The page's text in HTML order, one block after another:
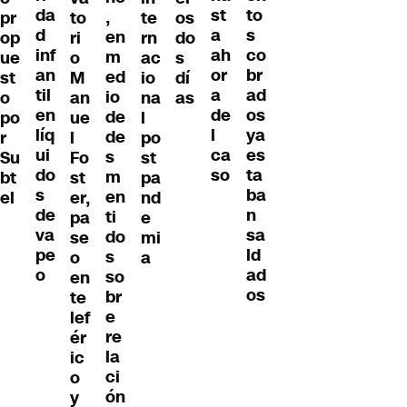
pr
op
ue
st
o
po
r
Su
bt
el
da
d
inf
an
til
en
líq
ui
do
s
de
va
pe
o
to
ri
o
M
an
ue
l
Fo
st
er,
pa
se
o
en
te
lef
ér
ic
o
y
,
en
m
ed
io
de
de
s
m
en
ti
do
s
so
br
e
re
la
ci
ón
te
rn
ac
io
na
l
po
st
pa
nd
e
mi
a
os
do
s
dí
as
st
a
ah
or
a
de
l
ca
so
to
s
co
br
ad
os
ya
es
ta
ba
n
sa
ld
ad
os